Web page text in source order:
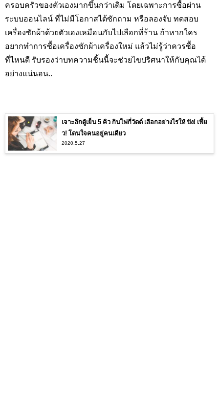
ครอบครัวของตัวเองมากขึ้นกว่าเดิม โดยเฉพาะการซื้อผ่าน
ระบบออนไลน์ ที่ไม่มีโอกาสได้ซักถาม หรือลองจับ ทดสอบ
เครื่องซักผ้าด้วยตัวเองเหมือนกับไปเลือกที่ร้าน ถ้าหากใคร
อยากทำการซื้อเครื่องซักผ้าเครื่องใหม่ แล้วไม่รู้ว่าควรซื้อ
ที่ไหนดี รับรองว่าบทความชิ้นนี้จะช่วยไขปริศนาให้กับคุณได้
อย่างแน่นอน..
เจาะลึกตู้เย็น 5 คิว กินไฟกี่วัตต์ เลือกอย่างไรให้ ปัง! เฟี้ย
ว! โดนใจคนอยู่คนเดียว
2020.5.27